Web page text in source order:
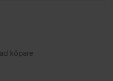
1 månad
köpare